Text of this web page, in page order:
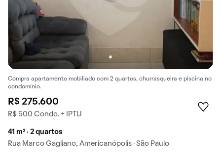
Compra apartamento mobiliado com 2 quartos, churrasqueira e piscina no
condomínio.
R$ 275.600
R$ 500 Condo. + IPTU
41 m² · 2 quartos
Rua Marco Gagliano, Americanópolis · São Paulo